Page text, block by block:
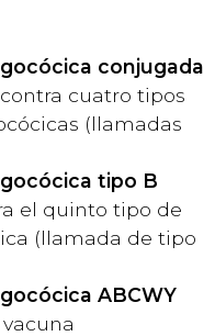
conjugada
cuatro tipos
(llamadas
tipo B
el quinto tipo de
(llamada de tipo
ABCWY